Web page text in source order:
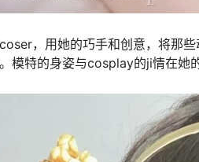
，用她的巧手和创意，将那
模特的身姿与cosplay的ji情在她